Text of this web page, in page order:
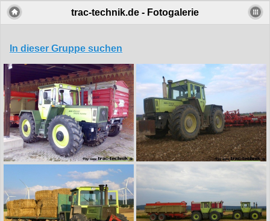
trac-technik.de - Fotogalerie
In dieser Gruppe suchen